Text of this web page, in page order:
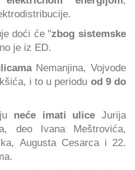
doći će "zbog sistemske
je iz ED.
Nemanjina, Vojvode
i to u periodu od 9 do
neće imati uliceJurija
deo Ivana Meštrovića,
Augusta Cesarca i 22.